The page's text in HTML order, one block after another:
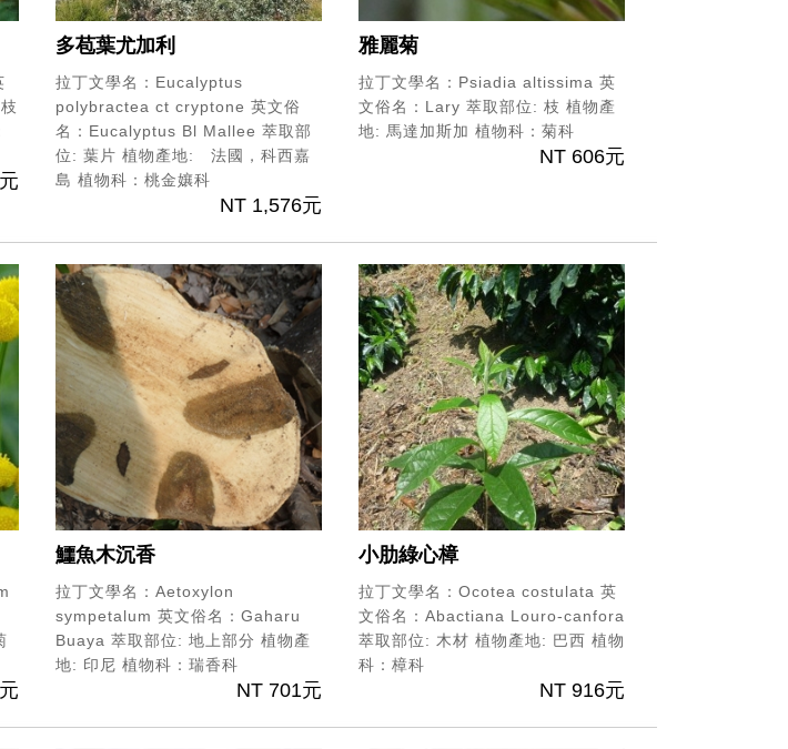
多苞葉尤加利
拉丁文學名：Eucalyptus
polybractea ct cryptone 英文俗
名：Eucalyptus Bl Mallee 萃取部
位: 葉片 植物產地: 法國，科西嘉
島 植物科：桃金孃科
NT 1,576元
雅麗菊
拉丁文學名：Psiadia altissima 英
文俗名：Lary 萃取部位: 枝 植物產
地: 馬達加斯加 植物科：菊科
NT 606元
鱷魚木沉香
拉丁文學名：Aetoxylon
sympetalum 英文俗名：Gaharu
Buaya 萃取部位: 地上部分 植物產
地: 印尼 植物科：瑞香科
NT 701元
小肋綠心樟
拉丁文學名：Ocotea costulata 英
文俗名：Abactiana Louro-canfora
萃取部位: 木材 植物產地: 巴西 植物
科：樟科
NT 916元